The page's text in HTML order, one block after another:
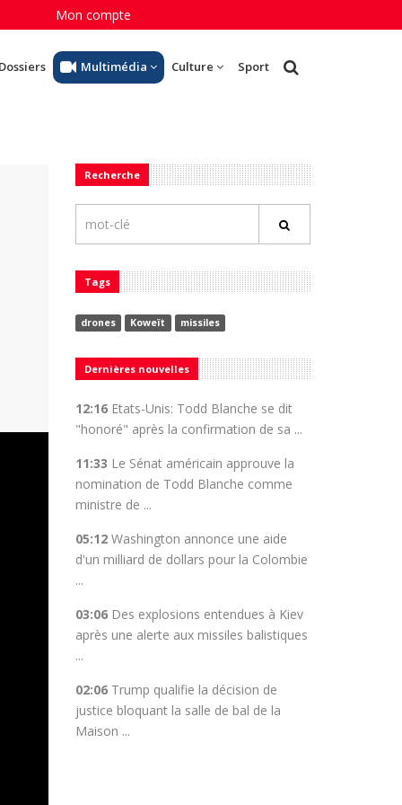
Mon compte
Dossiers Multimédia Culture Sport
Recherche
Tags
drones Koweït missiles
Dernières nouvelles
12:16 Etats-Unis: Todd Blanche se dit
"honoré" après la confirmation de sa ...
11:33 Le Sénat américain approuve la
nomination de Todd Blanche comme
ministre de ...
05:12 Washington annonce une aide
d'un milliard de dollars pour la Colombie
...
03:06 Des explosions entendues à Kiev
après une alerte aux missiles balistiques
...
02:06 Trump qualifie la décision de
justice bloquant la salle de bal de la
Maison ...